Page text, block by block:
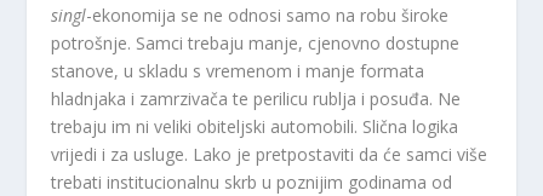
singl-ekonomija se ne odnosi samo na robu široke
potrošnje. Samci trebaju manje, cjenovno dostupne
stanove, u skladu s vremenom i manje formata
hladnjaka i zamrzivača te perilicu rublja i posuđa. Ne
trebaju im ni veliki obiteljski automobili. Slična logika
vrijedi i za usluge. Lako je pretpostaviti da će samci više
trebati institucionalnu skrb u poznijim godinama od